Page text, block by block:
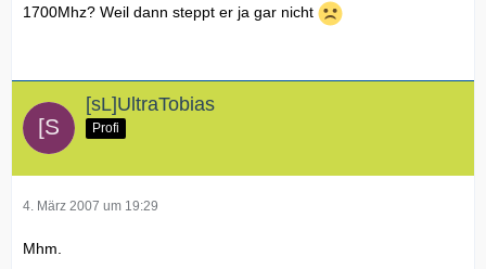
bogomips        : 3358.72
1700Mhz? Weil dann steppt er ja gar nicht
[sL]UltraTobias
Profi
4. März 2007 um 19:29
Mhm.